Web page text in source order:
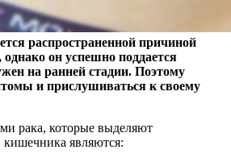
распространенной причиной
он успешно поддается
на ранней стадии. Поэтому
и прислушиваться к своему
рака, которые выделяют
являются: